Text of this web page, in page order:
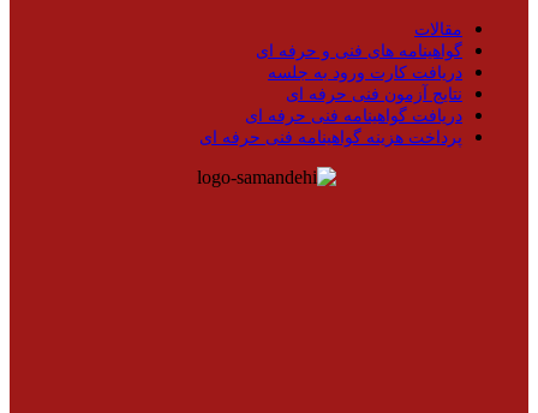
مقالات
گواهینامه های فنی و حرفه ای
دریافت کارت ورود به جلسه
نتایج آزمون فنی حرفه ای
دریافت گواهینامه فنی حرفه ای
پرداخت هزینه گواهینامه فنی حرفه ای